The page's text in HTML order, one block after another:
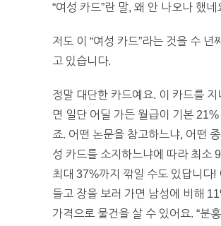
“여성 카드”란 말, 왜 안 나오나 했네
저도 이 “여성 카드”라는 것을 수 년
고 있습니다.
정말 대단한 카드예요. 이 카드를 지
면 일단 어딜 가든 월급이 기본
죠. 어떤 논문을 참고하느냐, 어떤
성 카드를 소지하느냐에 따라 최소
최대 37%까지 깎일 수도 있답니다!
들고 장을 보러 가면 남성에 비해
가격으로 물건을 살 수 있어요. “분